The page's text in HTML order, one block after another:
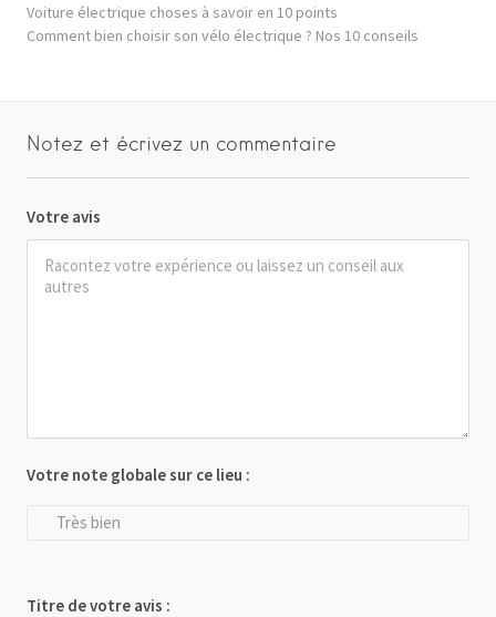
Voiture électrique choses à savoir en 10 points
Comment bien choisir son vélo électrique ? Nos 10 conseils
Notez et écrivez un commentaire
Votre avis
Votre note globale sur ce lieu :
Très bien
Titre de votre avis :